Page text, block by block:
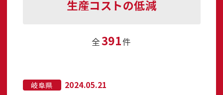
生産コストの低減
全391件
岐阜県 2024.05.21